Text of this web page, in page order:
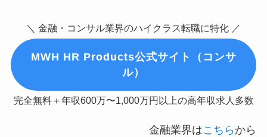
＼ 金融・コンサル業界のハイクラス転職に特化 ／
MWH HR Products公式サイト（コンサ
ル）
完全無料＋年収600万〜1,000万円以上の高年収求人多数
金融業界はこちら から